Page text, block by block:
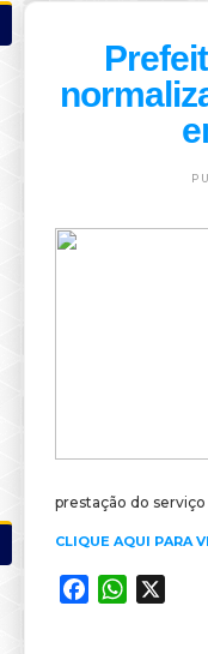
prestação do serviço
CLIQUE AQUI PARA
FacebookWhatsApp